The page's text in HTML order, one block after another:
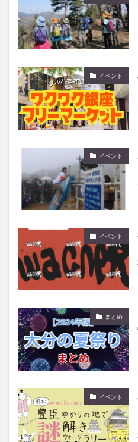
イベント
イベント
イベント
まとめ
イベント